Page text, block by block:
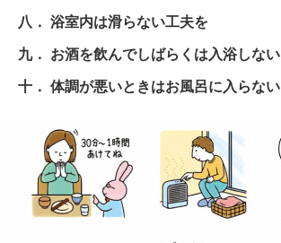
八． 浴室内は滑らない工夫を
九． お酒を飲んでしばらくは入浴しない
十． 体調が悪いときはお風呂に入らない